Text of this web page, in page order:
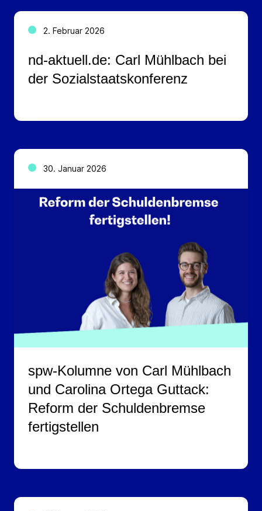
2. Februar 2026
nd-aktuell.de: Carl Mühlbach bei
der Sozialstaatskonferenz
30. Januar 2026
spw-Kolumne von Carl Mühlbach
und Carolina Ortega Guttack:
Reform der Schuldenbremse
fertigstellen